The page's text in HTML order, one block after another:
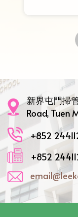
新界屯門掃
Road, Tuen
+852
+852